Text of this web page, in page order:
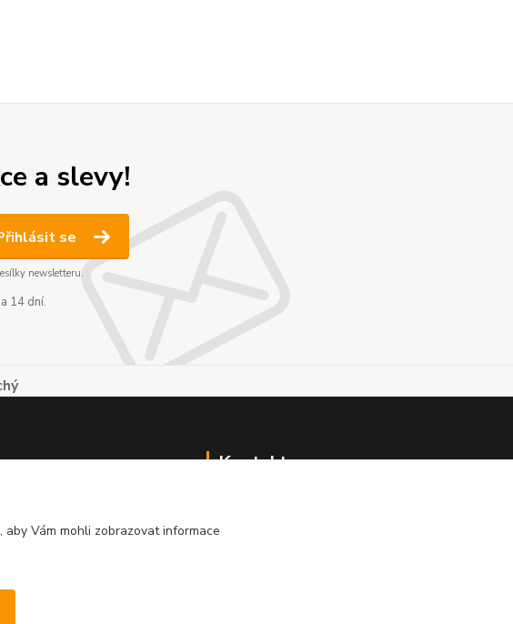
a slevy!
se
newsletteru.
14 dní.
Kontakt
KALLABOVA 1924/10
aby Vám mohli zobrazovat informace